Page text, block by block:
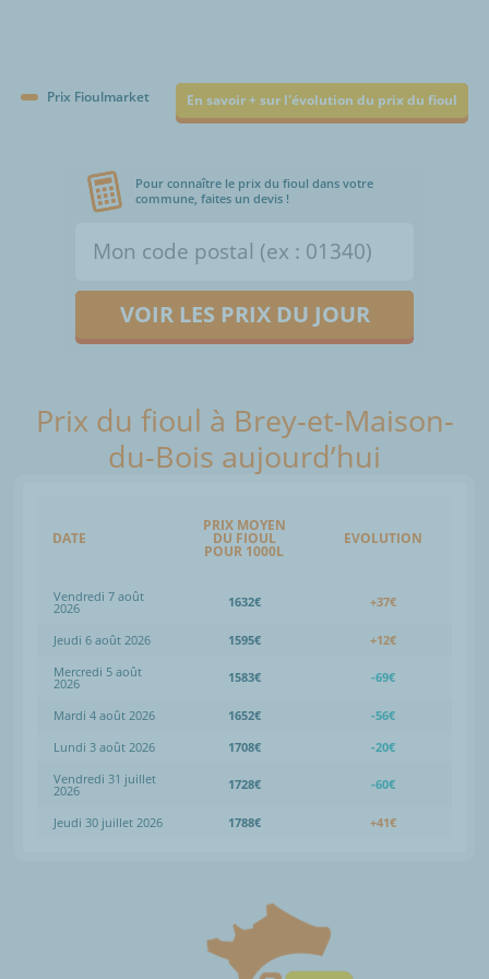
Prix Fioulmarket En savoir + sur l'évolution du prix du fioul
Pour connaître le prix du fioul dans votre
commune, faites un devis !
VOIR LES PRIX DU JOUR
Prix du fioul à Brey-et-Maison-
du-Bois aujourd’hui
DATE
PRIX MOYEN
DU FIOUL
POUR 1000L
EVOLUTION
Vendredi 7 août
2026 1632€ +37€
Jeudi 6 août 2026 1595€
+12€
Mercredi 5 août
2026 1583€ -69€
Mardi 4 août 2026 1652€
-56€
Lundi 3 août 2026
1708€
-20€
Vendredi 31 juillet
2026 1728€ -60€
Jeudi 30 juillet 2026 1788€ +41€